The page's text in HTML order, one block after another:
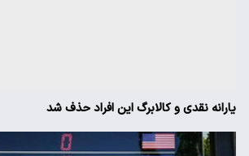
یارانه نقدی و کالابرگ این افراد حذف شد